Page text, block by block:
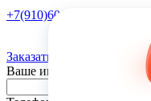
+7(910)601-10-10
Заказать обратный звонок
Ваше имя